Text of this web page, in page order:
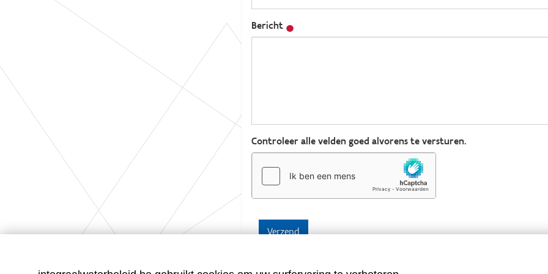
Bericht
Controleer alle velden goed alvorens te versturen.